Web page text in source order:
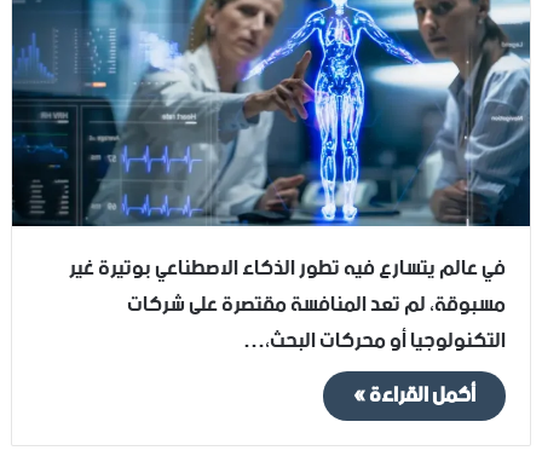
في عالم يتسارع فيه تطور الذكاء الاصطناعي بوتيرة غير
مسبوقة، لم تعد المنافسة مقتصرة على شركات
التكنولوجيا أو محركات البحث،…
أكمل القراءة »